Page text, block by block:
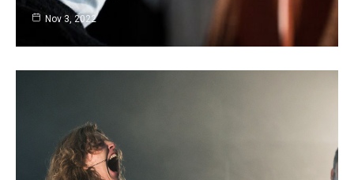
Nov 3, 2022